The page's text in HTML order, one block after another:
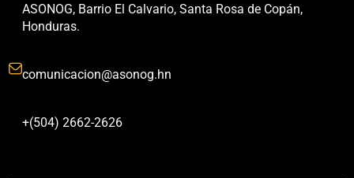
ASONOG, Barrio El Calvario, Santa Rosa de Copán,
Honduras.
comunicacion@asonog.hn
+(504) 2662-2626